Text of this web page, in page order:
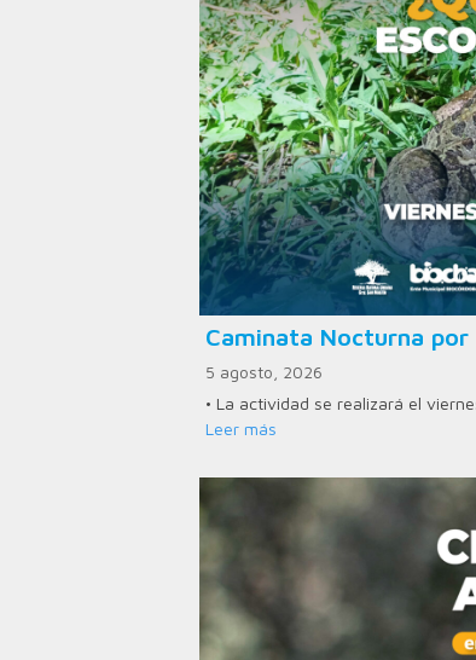
Caminata Nocturna
5 agosto, 2026
• La actividad se realizará el
Leer más